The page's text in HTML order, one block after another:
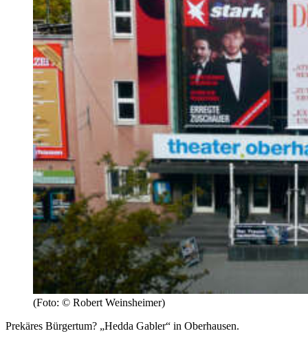
(Foto: © Robert Weinsheimer)
Prekäres Bürgertum? „Hedda Gabler“ in Oberhausen.